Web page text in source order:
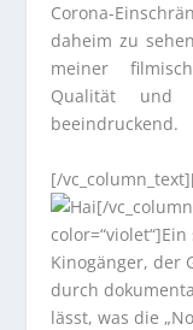
Corona-
daheim zu
meiner
Qualität und
beeindruckend.
[/
[/
Kinogänger, der
durch
lässt, was die